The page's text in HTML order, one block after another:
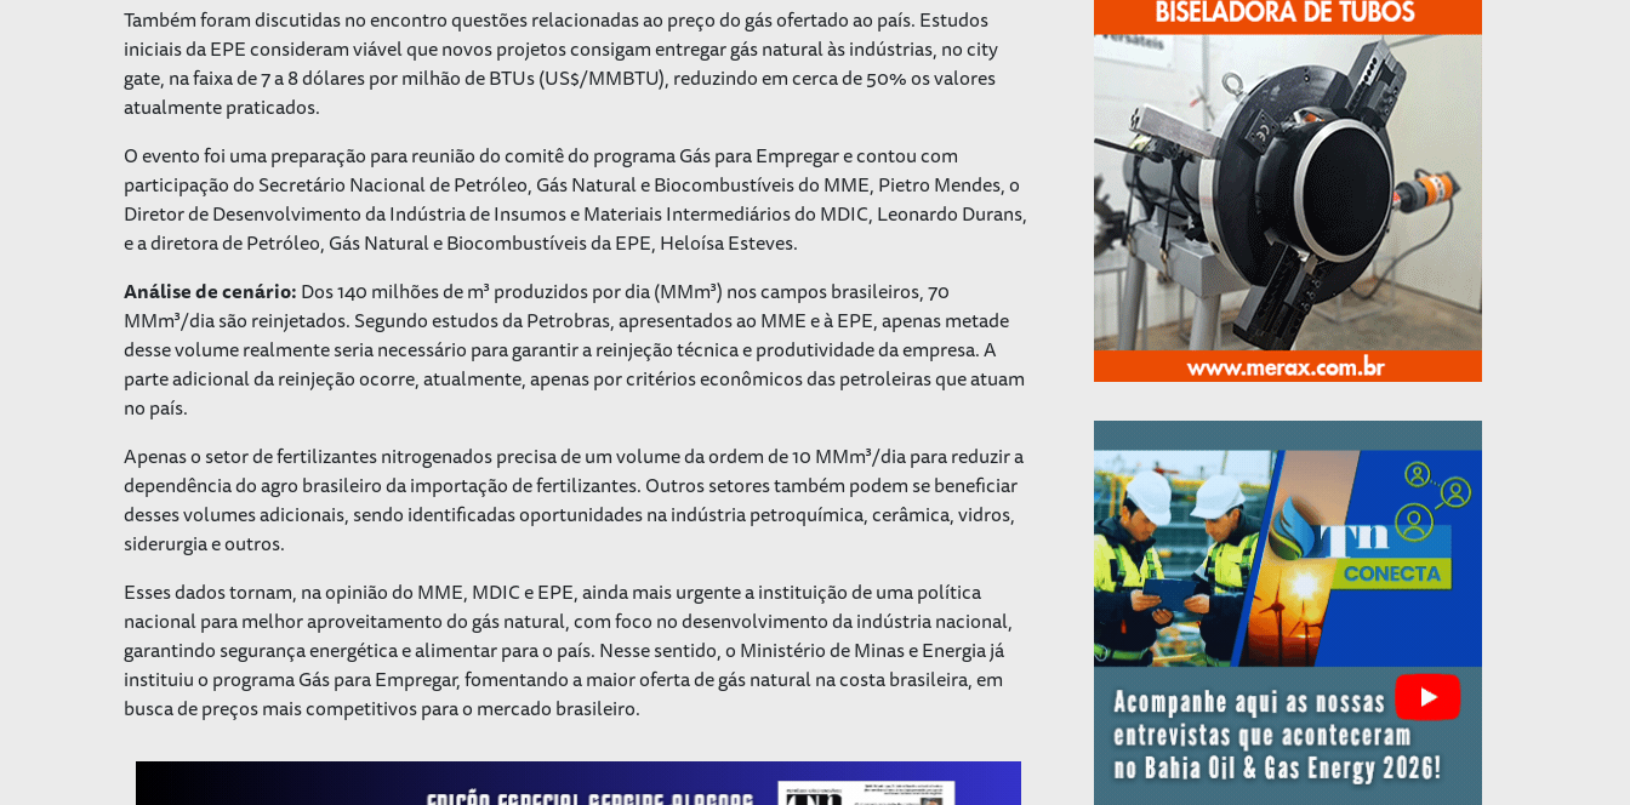
Também foram discutidas no encontro questões relacionadas ao preço do gás ofertado ao país. Estudos
iniciais da EPE consideram viável que novos projetos consigam entregar gás natural às indústrias, no city
gate, na faixa de 7 a 8 dólares por milhão de BTUs (US$/MMBTU), reduzindo em cerca de 50% os valores
atualmente praticados.
O evento foi uma preparação para reunião do comitê do programa Gás para Empregar e contou com
participação do Secretário Nacional de Petróleo, Gás Natural e Biocombustíveis do MME, Pietro Mendes, o
Diretor de Desenvolvimento da Indústria de Insumos e Materiais Intermediários do MDIC, Leonardo Durans,
e a diretora de Petróleo, Gás Natural e Biocombustíveis da EPE, Heloísa Esteves.
Análise de cenário:Dos 140 milhões de m³ produzidos por dia (MMm³) nos campos brasileiros, 70
MMm³/dia são reinjetados. Segundo estudos da Petrobras, apresentados ao MME e à EPE, apenas metade
desse volume realmente seria necessário para garantir a reinjeção técnica e produtividade da empresa. A
parte adicional da reinjeção ocorre, atualmente, apenas por critérios econômicos das petroleiras que atuam
no país.
Apenas o setor de fertilizantes nitrogenados precisa de um volume da ordem de 10 MMm³/dia para reduzir a
dependência do agro brasileiro da importação de fertilizantes. Outros setores também podem se beneficiar
desses volumes adicionais, sendo identificadas oportunidades na indústria petroquímica, cerâmica, vidros,
siderurgia e outros.
Esses dados tornam, na opinião do MME, MDIC e EPE, ainda mais urgente a instituição de uma política
nacional para melhor aproveitamento do gás natural, com foco no desenvolvimento da indústria nacional,
garantindo segurança energética e alimentar para o país. Nesse sentido, o Ministério de Minas e Energia já
instituiu o programa Gás para Empregar, fomentando a maior oferta de gás natural na costa brasileira, em
busca de preços mais competitivos para o mercado brasileiro.